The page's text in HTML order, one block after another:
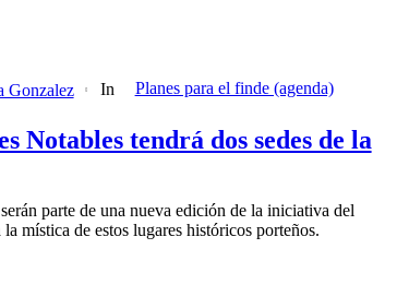
Gonzalez In Planes para el finde (agenda)
Notables tendrá dos sedes de la
parte de una nueva edición de la iniciativa del
mística de estos lugares históricos porteños.